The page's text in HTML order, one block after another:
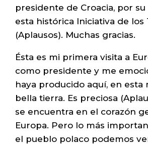
presidente de Croacia, por
esta histórica Iniciativa de los
(Aplausos). Muchas gracias.
Ésta es mi primera visita a
como presidente y me
haya producido aquí, en esta
bella tierra. Es preciosa
se encuentra en el corazón
Europa. Pero lo más
el pueblo polaco podemos